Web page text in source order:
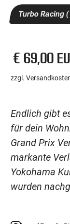
Turbo Racing
€ 69,00
zzgl.
Endlich gibt
für dein
Grand Prix
markante
Yokohama
wurden